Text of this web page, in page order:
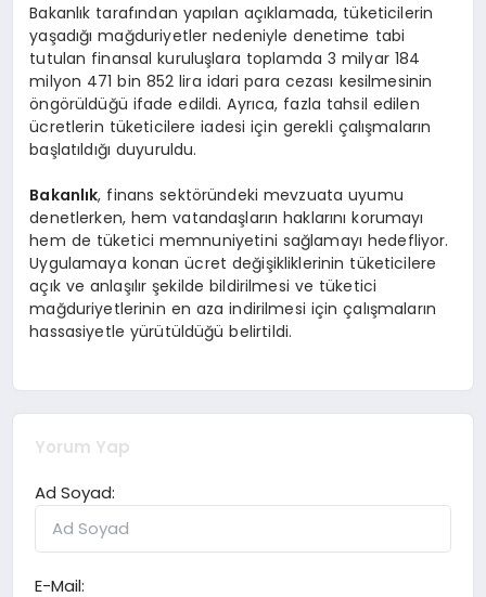
Bakanlık tarafından yapılan açıklamada, tüketicilerin
yaşadığı mağduriyetler nedeniyle denetime tabi
tutulan finansal kuruluşlara toplamda 3 milyar 184
milyon 471 bin 852 lira idari para cezası kesilmesinin
öngörüldüğü ifade edildi. Ayrıca, fazla tahsil edilen
ücretlerin tüketicilere iadesi için gerekli çalışmaların
başlatıldığı duyuruldu.
Bakanlık, finans sektöründeki mevzuata uyumu
denetlerken, hem vatandaşların haklarını korumayı
hem de tüketici memnuniyetini sağlamayı hedefliyor.
Uygulamaya konan ücret değişikliklerinin tüketicilere
açık ve anlaşılır şekilde bildirilmesi ve tüketici
mağduriyetlerinin en aza indirilmesi için çalışmaların
hassasiyetle yürütüldüğü belirtildi.
Yorum Yap
Ad Soyad:
E-Mail: